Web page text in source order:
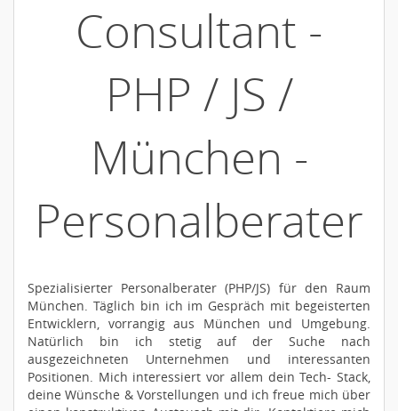
Consultant -
PHP / JS /
München -
Personalberater
Spezialisierter Personalberater (PHP/JS) für den Raum
München. Täglich bin ich im Gespräch mit begeisterten
Entwicklern, vorrangig aus München und Umgebung.
Natürlich bin ich stetig auf der Suche nach
ausgezeichneten Unternehmen und interessanten
Positionen. Mich interessiert vor allem dein Tech- Stack,
deine Wünsche & Vorstellungen und ich freue mich über